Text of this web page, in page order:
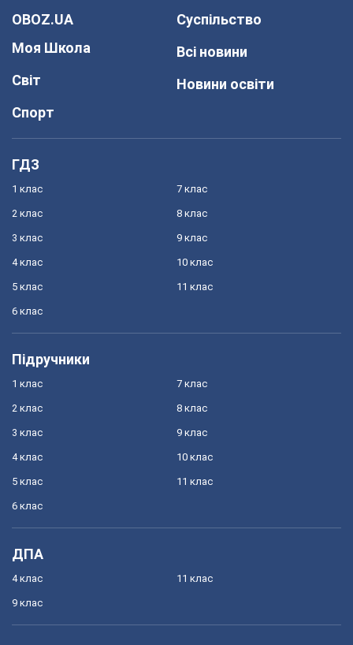
OBOZ.UA
Моя Школа
Світ
Спорт
Суспільство
Всі новини
Новини освіти
ГДЗ
1 клас
2 клас
3 клас
4 клас
5 клас
6 клас
7 клас
8 клас
9 клас
10 клас
11 клас
Підручники
1 клас
2 клас
3 клас
4 клас
5 клас
6 клас
7 клас
8 клас
9 клас
10 клас
11 клас
ДПА
4 клас
9 клас
11 клас